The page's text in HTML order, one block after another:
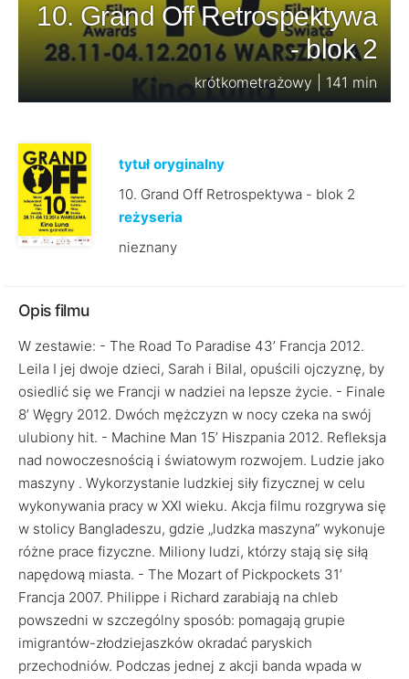
10. Grand Off Retrospektywa
- blok 2
krótkometrażowy | 141 min
tytuł oryginalny
10. Grand Off Retrospektywa - blok 2
reżyseria
nieznany
Opis filmu
W zestawie: - The Road To Paradise 43’ Francja 2012.
Leila I jej dwoje dzieci, Sarah i Bilal, opuścili ojczyznę, by
osiedlić się we Francji w nadziei na lepsze życie. - Finale
8’ Węgry 2012. Dwóch mężczyzn w nocy czeka na swój
ulubiony hit. - Machine Man 15’ Hiszpania 2012. Refleksja
nad nowoczesnością i światowym rozwojem. Ludzie jako
maszyny . Wykorzystanie ludzkiej siły fizycznej w celu
wykonywania pracy w XXI wieku. Akcja filmu rozgrywa się
w stolicy Bangladeszu, gdzie „ludzka maszyna” wykonuje
różne prace fizyczne. Miliony ludzi, którzy stają się siłą
napędową miasta. - The Mozart of Pickpockets 31’
Francja 2007. Philippe i Richard zarabiają na chleb
powszedni w szczególny sposób: pomagają grupie
imigrantów-złodziejaszków okradać paryskich
przechodniów. Podczas jednej z akcji banda wpada w